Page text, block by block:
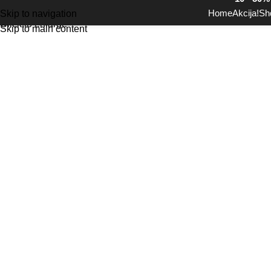
Skip to navigation
Skip to main content
HomeAkcija!
Click to enlarge